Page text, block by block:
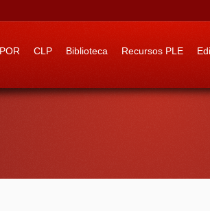
to: CLP Biblioteca Recursos PLE